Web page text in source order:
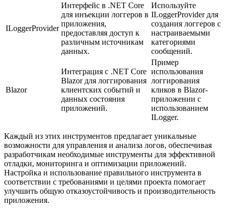
ILoggerProvider
Интерфейс в .NET Core
для инъекции логгеров в
приложения,
предоставляя доступ к
различным источникам
данных.
Используйте
ILoggerProvider для
создания логгеров с
настраиваемыми
категориями
сообщений.
Blazor
Интеграция с .NET Core
Blazor для логгирования
клиентских событий и
данных состояния
приложений.
Пример
использования
логгирования
кликов в Blazor-
приложении с
использованием
ILogger.
Каждый из этих инструментов предлагает уникальные
возможности для управления и анализа логов, обеспечивая
разработчикам необходимые инструменты для эффективной
отладки, мониторинга и оптимизации приложений.
Настройка и использование правильного инструмента в
соответствии с требованиями и целями проекта помогает
улучшить общую отказоустойчивость и производительность
приложения.